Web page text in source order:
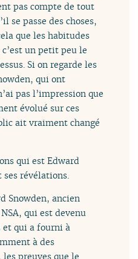
pas compte de tout
se passe des choses,
que les habitudes
un petit peu le
Si on regarde les
qui ont
pas l’impression que
évolué sur ces
ait vraiment changé
qui est Edward
révélations.
Snowden, ancien
qui est devenu
et qui a fourni à
à des
preuves que le